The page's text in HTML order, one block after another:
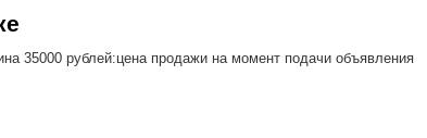
35000 рублей:цена продажи на момент подачи объявления